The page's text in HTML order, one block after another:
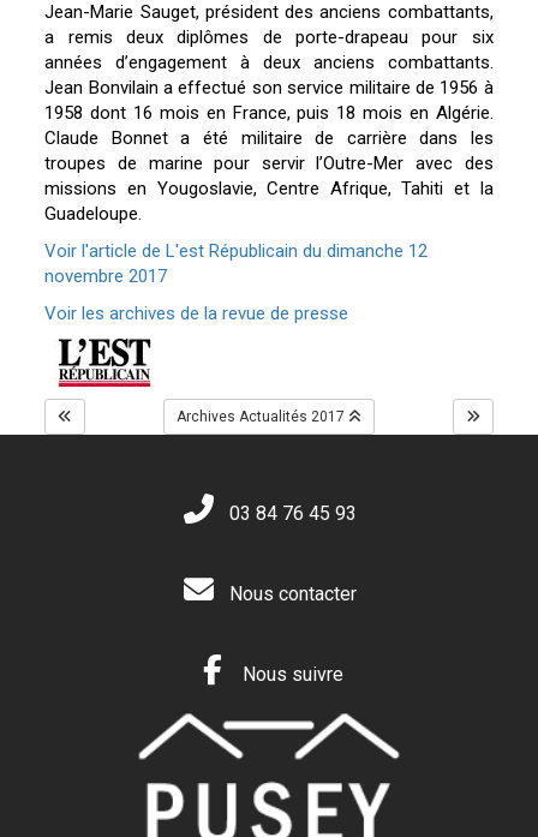
Jean-Marie Sauget, président des anciens combattants,
a remis deux diplômes de porte-drapeau pour six
années d’engagement à deux anciens combattants.
Jean Bonvilain a effectué son service militaire de 1956 à
1958 dont 16 mois en France, puis 18 mois en Algérie.
Claude Bonnet a été militaire de carrière dans les
troupes de marine pour servir l’Outre-Mer avec des
missions en Yougoslavie, Centre Afrique, Tahiti et la
Guadeloupe.
Voir l'article de L'est Républicain du dimanche 12
novembre 2017
Voir les archives de la revue de presse
Archives Actualités 2017
03 84 76 45 93
Nous contacter
Nous suivre